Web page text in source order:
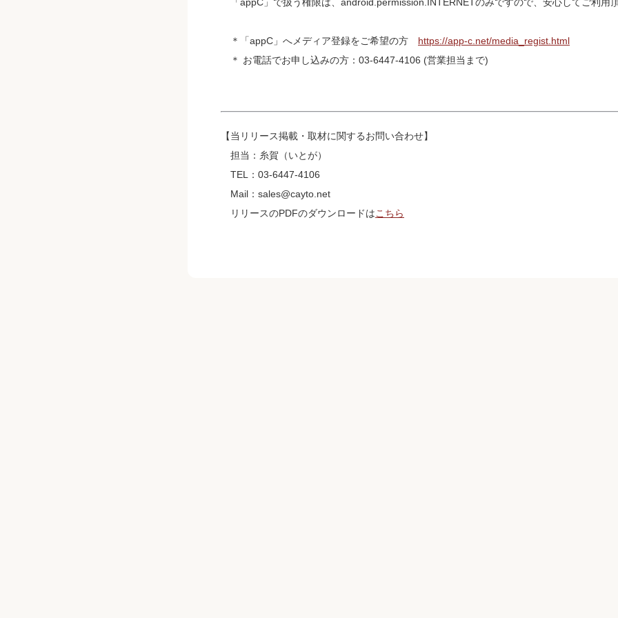
「appC」で扱う権限は、android.permission.INTERNETのみですので、安心してご利用頂
＊「appC」へメディア登録をご希望の方 https://app-c.net/media_regist.html
＊ お電話でお申し込みの方：03-6447-4106 (営業担当まで)
【当リリース掲載・取材に関するお問い合わせ】
担当：糸賀（いとが）
TEL：03-6447-4106
Mail：sales@cayto.net
リリースのPDFのダウンロードはこちら